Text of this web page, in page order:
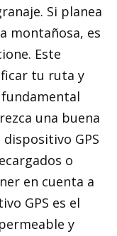
Si planea
montañosa, es
Este
tu ruta y
una buena
GPS
o
en cuenta a
GPS es el
y